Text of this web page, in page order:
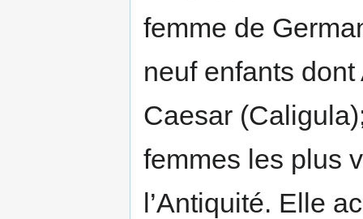
femme de
neuf enfants
Caesar
femmes les plus
l’Antiquité. Elle